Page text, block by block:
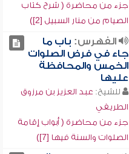
جزء من محاضرة ( شرح كتاب
الصيام من منار السبيل [2])
الفهرس: باب ما
جاء في فرض الصلوات
الخمس والمحافظة
عليها
للشيخ: عبد العزيز بن مرزوق
الطريفي
جزء من محاضرة ( أبواب إقامة
الصلوات والسنة فيها [7])